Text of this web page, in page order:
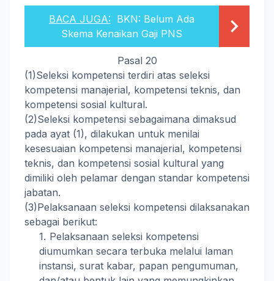
BACA JUGA: BKN: Belum Ada
Skema Kenaikan Gaji PNS
Pasal 20
(1)Seleksi kompetensi terdiri atas seleksi
kompetensi manajerial, kompetensi teknis, dan
kompetensi sosial kultural.
(2)Seleksi kompetensi sebagaimana dimaksud
pada ayat (1), dilakukan untuk menilai
kesesuaian kompetensi manajerial, kompetensi
teknis, dan kompetensi sosial kultural yang
dimiliki oleh pelamar dengan standar kompetensi
jabatan.
(3)Pelaksanaan seleksi kompetensi dilaksanakan
sebagai berikut:
Pelaksanaan seleksi kompetensi
diumumkan secara terbuka melalui laman
instansi, surat kabar, papan pengumuman,